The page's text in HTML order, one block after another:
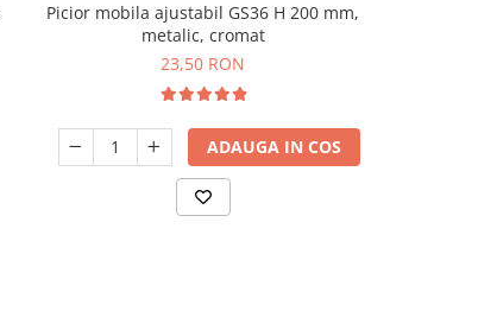
Picior mobila ajustabil GS36 H 200 mm,
metalic, cromat
23,50 RON
ADAUGA IN COS